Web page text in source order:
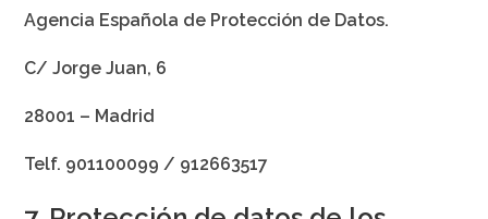
Agencia Española de Protección de Datos.
C/ Jorge Juan, 6
28001 – Madrid
Telf. 901100099 / 912663517